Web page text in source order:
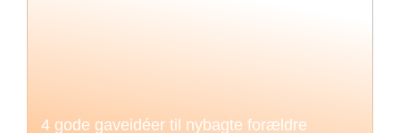
4 gode gaveidéer til nybagte forældre